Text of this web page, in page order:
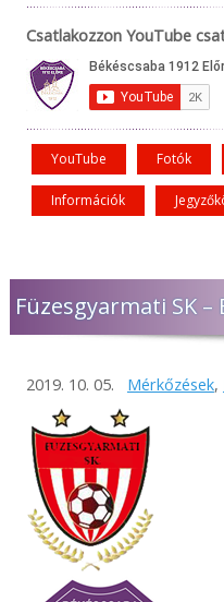
Csatlakozzon YouTube
YouTube Fotók
Információk
Füzesgyarmati SK –
2019. 10. 05. Mérkőzések,